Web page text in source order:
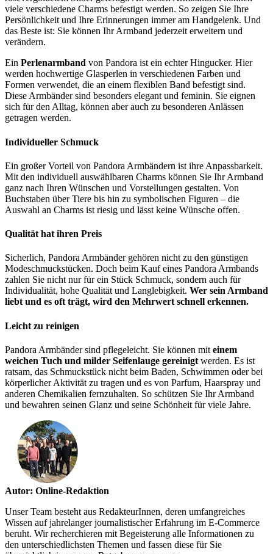
viele verschiedene Charms befestigt werden. So zeigen Sie Ihre
Persönlichkeit und Ihre Erinnerungen immer am Handgelenk. Und
das Beste ist: Sie können Ihr Armband jederzeit erweitern und
verändern.
Ein Perlenarmband von Pandora ist ein echter Hingucker. Hier
werden hochwertige Glasperlen in verschiedenen Farben und
Formen verwendet, die an einem flexiblen Band befestigt sind.
Diese Armbänder sind besonders elegant und feminin. Sie eignen
sich für den Alltag, können aber auch zu besonderen Anlässen
getragen werden.
Individueller Schmuck
Ein großer Vorteil von Pandora Armbändern ist ihre Anpassbarkeit.
Mit den individuell auswählbaren Charms können Sie Ihr Armband
ganz nach Ihren Wünschen und Vorstellungen gestalten. Von
Buchstaben über Tiere bis hin zu symbolischen Figuren – die
Auswahl an Charms ist riesig und lässt keine Wünsche offen.
Qualität hat ihren Preis
Sicherlich, Pandora Armbänder gehören nicht zu den günstigen
Modeschmuckstücken. Doch beim Kauf eines Pandora Armbands
zahlen Sie nicht nur für ein Stück Schmuck, sondern auch für
Individualität, hohe Qualität und Langlebigkeit. Wer sein Armband
liebt und es oft trägt, wird den Mehrwert schnell erkennen.
Leicht zu reinigen
Pandora Armbänder sind pflegeleicht. Sie können mit einem
weichen Tuch und milder Seifenlauge gereinigt werden. Es ist
ratsam, das Schmuckstück nicht beim Baden, Schwimmen oder bei
körperlicher Aktivität zu tragen und es von Parfum, Haarspray und
anderen Chemikalien fernzuhalten. So schützen Sie Ihr Armband
und bewahren seinen Glanz und seine Schönheit für viele Jahre.
Autor: Online-Redaktion
Unser Team besteht aus RedakteurInnen, deren umfangreiches
Wissen auf jahrelanger journalistischer Erfahrung im E-Commerce
beruht. Wir recherchieren mit Begeisterung alle Informationen zu
den unterschiedlichsten Themen und fassen diese für Sie